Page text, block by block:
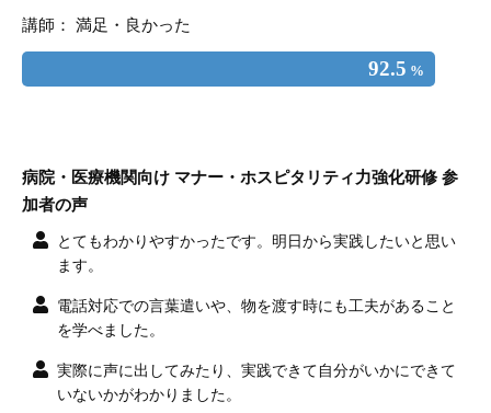
講師： 満足・良かった
92.5 %
病院・医療機関向け マナー・ホスピタリティ力強化研修 参
加者の声
とてもわかりやすかったです。明日から実践したいと思い
ます。
電話対応での言葉遣いや、物を渡す時にも工夫があること
を学べました。
実際に声に出してみたり、実践できて自分がいかにできて
いないかがわかりました。